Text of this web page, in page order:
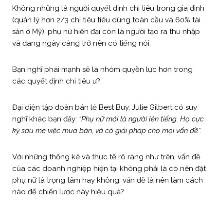
Không những là người quyết định chi tiêu trong gia đình
(quản lý hơn 2/3 chi tiêu tiêu dùng toàn cầu và 60% tài
sản ở Mỹ), phụ nữ hiện đại còn là người tạo ra thu nhập
và đang ngày càng trở nên có tiếng nói.
Bạn nghĩ phái mạnh sẽ là nhóm quyền lực hơn trong
các quyết định chi tiêu ư?
Đại diện tập đoàn bán lẻ Best Buy, Julie Gilbert có suy
nghĩ khác bạn đấy: “Phụ nữ mới là người lên tiếng. Họ cực
kỳ sau mê việc mua bán, và có giải pháp cho mọi vấn đề”.
Với những thống kê và thực tế rõ ràng như trên, vấn đề
của các doanh nghiệp hiện tại không phải là có nên đặt
phụ nữ là trọng tâm hay không, vấn đề là nên làm cách
nào để chiến lược này hiệu quả?